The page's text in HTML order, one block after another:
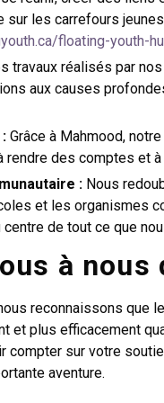
sur les carrefours
floating-youth-
travaux réalisés par
aux causes
Grâce à Mahmood,
rendre des comptes et
: Nous
et les organismes
de tout ce que
à nous
reconnaissons que
et plus efficacement
compter sur votre
aventure.